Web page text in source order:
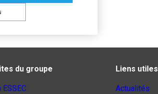
du groupe
ESSEC
Liens utiles
Actualités